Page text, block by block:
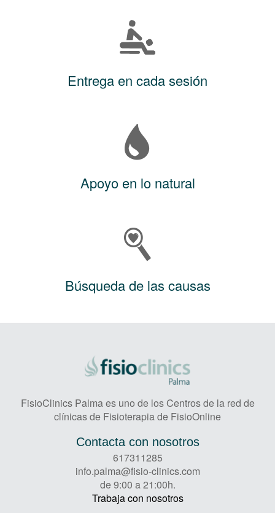
Entrega en cada sesión
Apoyo en lo natural
Búsqueda de las causas
FisioClinics Palma es uno de los Centros de la red de
clínicas de Fisioterapia de FisioOnline
Contacta con nosotros
617311285
info.palma@fisio-clinics.com
de 9:00 a 21:00h.
Trabaja con nosotros